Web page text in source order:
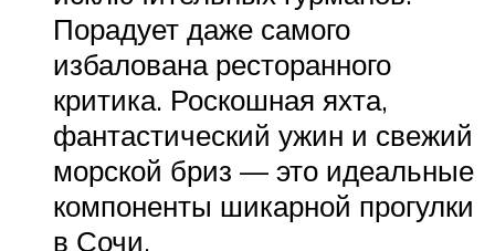
Порадует даже самого
избалована ресторанного
критика. Роскошная яхта,
фантастический ужин и свежий
морской бриз — это идеальные
компоненты шикарной прогулки
в Сочи.